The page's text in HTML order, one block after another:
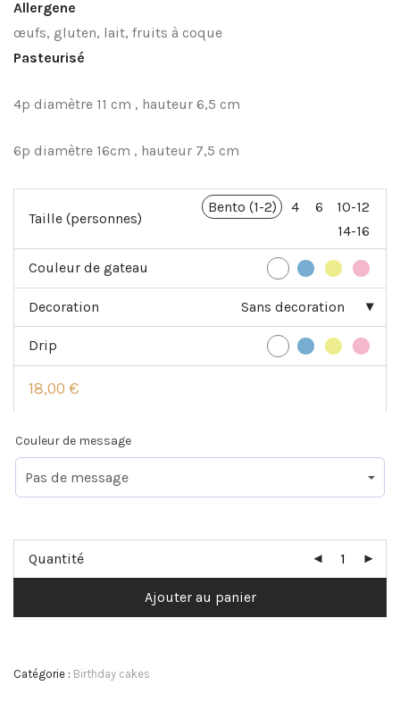
18,00 €
à
86,00 €
Allergene
œufs, gluten, lait, fruits à coque
Pasteurisé
4p diamètre 11 cm , hauteur 6,5 cm
6p diamètre 16cm , hauteur 7,5 cm
Taille (personnes)
Bento (1-2) 4 6
10-12
14-16
Couleur de gateau
Decoration Sans decoration
Drip
18,00 €
Couleur de message
Quantité
Ajouter au panier
Catégorie : Birthday cakes